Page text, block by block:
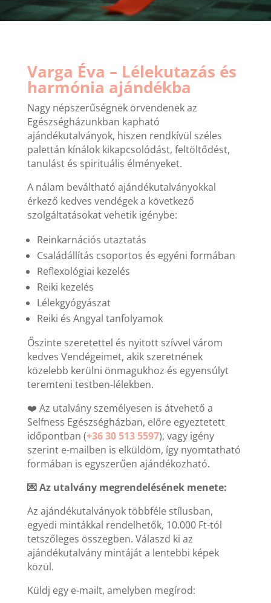
Varga Éva – Lélekutazás és
harmónia ajándékba
Nagy népszerűségnek örvendenek az
Egészségházunkban kapható
ajándékutalványok, hiszen rendkívül széles
palettán kínálok kikapcsolódást, feltöltődést,
tanulást és spirituális élményeket.
A nálam beváltható ajándékutalványokkal
érkező kedves vendégek a következő
szolgáltatásokat vehetik igénybe:
Reinkarnációs utaztatás
Családállítás csoportos és egyéni formában
Reflexológiai kezelés
Reiki kezelés
Lélekgyógyászat
Reiki és Angyal tanfolyamok
Őszinte szeretettel és nyitott szívvel várom
kedves Vendégeimet, akik szeretnének
közelebb kerülni önmagukhoz és egyensúlyt
teremteni testben-lélekben.
❤️ Az utalvány személyesen is átvehető a
Selfness Egészségházban, előre egyeztetett
időpontban (+36 30 513 5597), vagy igény
szerint e-mailben is elküldöm, így nyomtatható
formában is egyszerűen ajándékozható.
💌 Az utalvány megrendelésének menete:
Az ajándékutalványok többféle stílusban,
egyedi mintákkal rendelhetők, 10.000 Ft-tól
tetszőleges összegben. Válaszd ki az
ajándékutalvány mintáját a lentebbi képek
közül.
Küldj egy e-mailt, amelyben megírod: